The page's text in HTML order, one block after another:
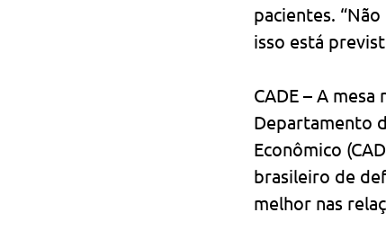
pacientes.
isso está
CADE – A
Departamento
Econômico
brasileiro de
melhor nas